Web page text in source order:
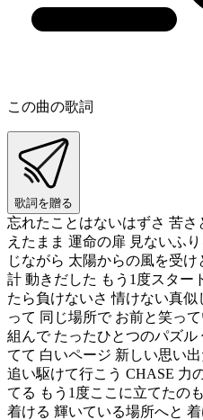
この曲の歌詞
歌詞を贈る
忘れたことはないはずさ 苦
えたまま 運命の扉 見ないふ
じながら 太陽からの風を受
計 動きだした もう1度スター
たら負けないさ 情けない真
って 同じ場所で お前と笑っ
組んで たったひとつのパズ
てて 白いページ 新しい思い
追い駆けて行こう CHASE 力
てる もう1度ここに立てたの
着ける 輝いている場所へと